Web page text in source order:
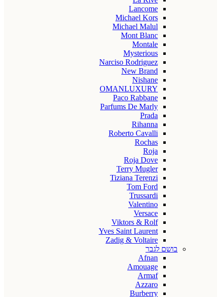
Lancome
Michael Kors
Michael Malul
Mont Blanc
Montale
Mysterious
Narciso Rodriguez
New Brand
Nishane
OMANLUXURY
Paco Rabbane
Parfums De Marly
Prada
Rihanna
Roberto Cavalli
Rochas
Roja
Roja Dove
Terry Mugler
Tiziana Terenzi
Tom Ford
Trussardi
Valentino
Versace
Viktors & Rolf
Yves Saint Laurent
Zadig & Voltaire
בושם לגבר
Afnan
Amouage
Armaf
Azzaro
Burberry